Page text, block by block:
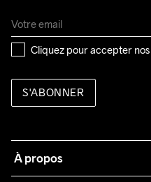
Cliquez pour accepter nos
S'ABONNER
À propos